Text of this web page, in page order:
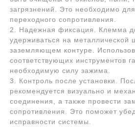
загрязнений. Это необходимо
переходного сопротивления.
2. Надежная фиксация. Клемма
удерживаться на металлической
заземляющем контуре.
соответствующих инструментов
необходимую силу зажима.
3. Контроль после установки.
рекомендуется визуально и
соединения, а также провести
сопротивления. Это поможет
исправности системы.